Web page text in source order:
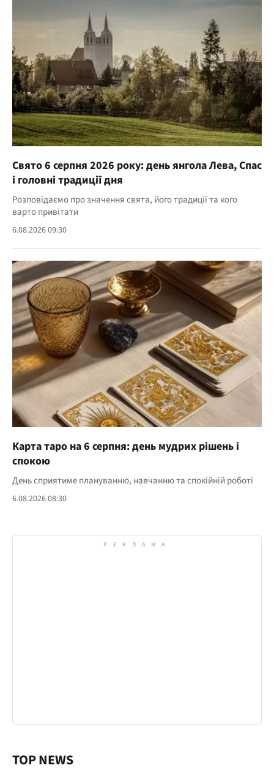
Свято 6 серпня 2026 року: день янгола Лева, Спас
і головні традиції дня
Розповідаємо про значення свята, його традиції та кого
варто привітати
6.08.2026 09:30
Карта таро на 6 серпня: день мудрих рішень і
спокою
День сприятиме плануванню, навчанню та спокійній роботі
6.08.2026 08:30
TOP NEWS